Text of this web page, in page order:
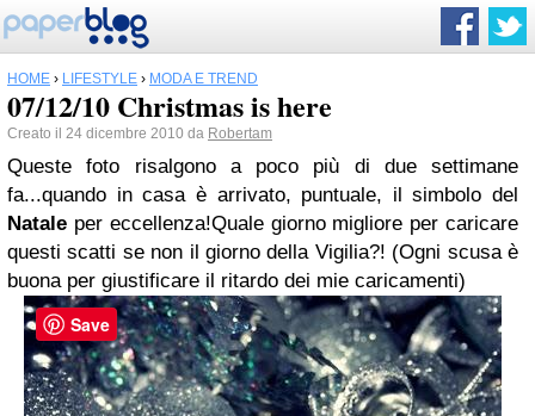
HOME › LIFESTYLE › MODA E TREND
07/12/10 Christmas is here
Creato il 24 dicembre 2010 da Robertam
Queste foto risalgono a poco più di due settimane
fa...quando in casa è arrivato, puntuale, il simbolo del
Natale per eccellenza!Quale giorno migliore per caricare
questi scatti se non il giorno della Vigilia?! (Ogni scusa è
buona per giustificare il ritardo dei mie caricamenti)
Save